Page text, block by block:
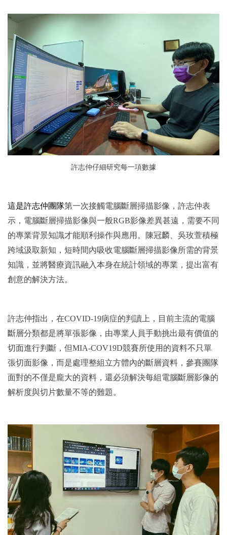
許志仲仔細研究每一項數據
這是許志仲團隊第一次接觸電腦斷層掃描影像，許志仲表
示，電腦斷層掃描影像與一般RGB影像差異甚遠，需要不同
的專業背景知識才能順利操作與應用。陳冠麟、吳玫萱積極
跨域汲取新知，短時間內吸收電腦斷層掃描影像所需的背景
知識，並將醫療資訊融入本身在統計領域的專業，提出富有
創意的解決方法。
許志仲指出，在COVID-19病症的判讀上，目前主流的電腦
斷層分類都是將單張影像，由專業人員手動挑出最有價值的
切面進行判斷，但MIA-COV19D競賽所使用的資料不只單
張切面影像，而是處理整組立方體內的斷層資料，參賽團隊
面對的不僅是龐大的資料，還必須解決每組電腦斷層影像的
解析度與切片數量不等的難題。